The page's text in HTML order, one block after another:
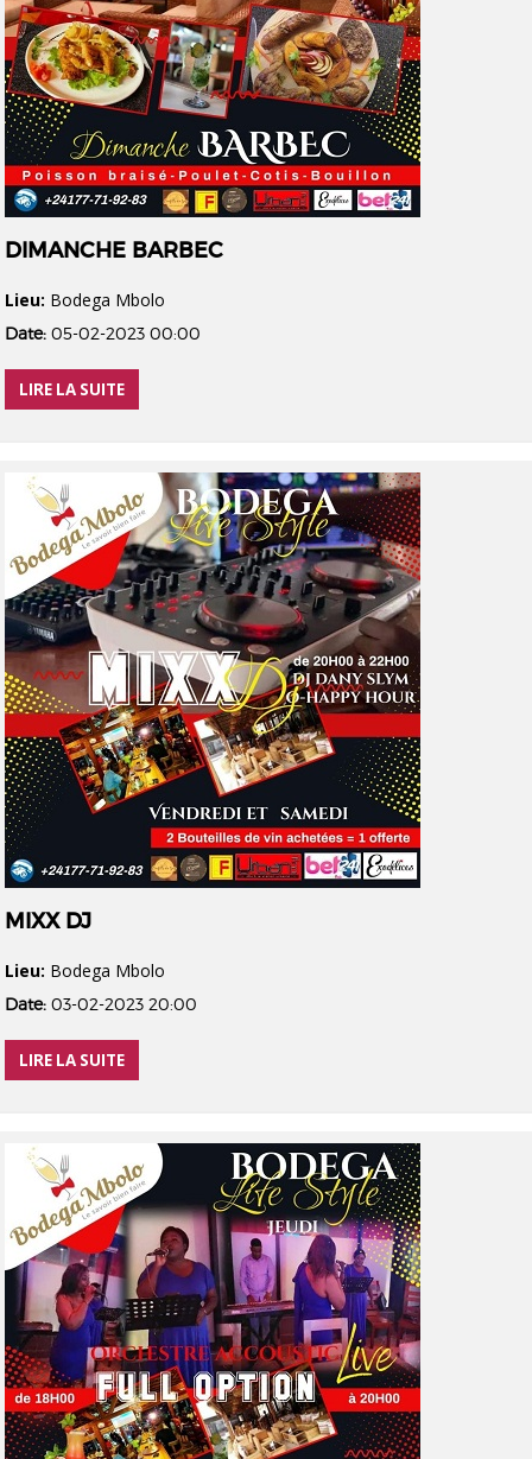
DIMANCHE BARBEC
Lieu: Bodega Mbolo
Date: 05-02-2023 00:00
LIRE LA SUITE
MIXX DJ
Lieu: Bodega Mbolo
Date: 03-02-2023 20:00
LIRE LA SUITE